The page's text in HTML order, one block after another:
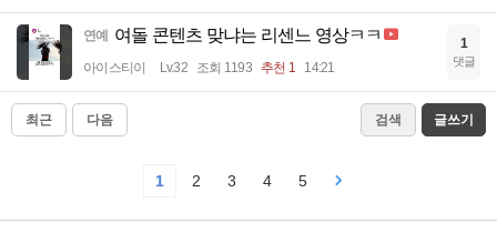
연예 여돌 콘텐츠 맞냐는 리센느 영상ㅋㅋ
아이스티이 Lv.32 조회 1193 추천 1 14:21
1
댓글
최근 다음 검색 글쓰기
1 2 3 4 5